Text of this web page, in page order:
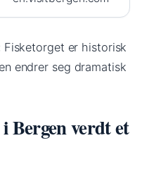
er historisk
endrer seg dramatisk
Bergen verdt et